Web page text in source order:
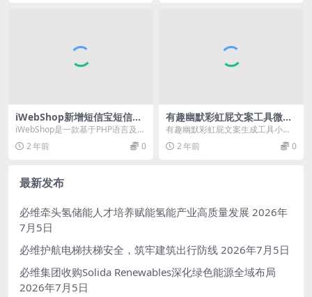
iWebShop新增短信宝短信插
件及安装说明【更新至V5.1
1】
iWebShop是一款基于PHP语言及M
YSQL数据库开发的B2B2C多用户商
城...2 年前 0
有趣幽默彩虹屁文案工具微信
小程序源码 朋友圈文案生成小
程序源码
有趣幽默彩虹屁文案生成工具小程
序源码 此文案小程序主要功能为分
享各种有趣幽默的文...
2 年前 0
最新发布
必维牵头氢储能人才培养赋能氢能产业高质量发展 2026年
7月5日
必维护航电梯扶梯安全，筑牢建筑出行防线 2026年7月5日
必维集团收购Solida Renewables深化绿色能源全域布局
2026年7月5日